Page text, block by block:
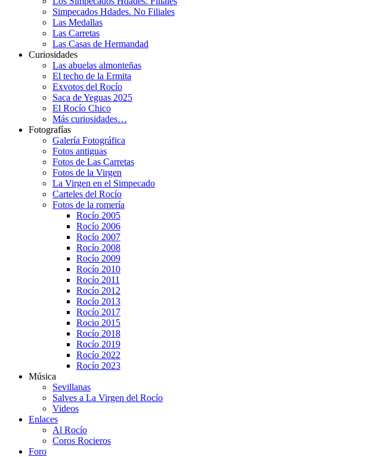
Simpecados Hdades. No Filiales
Las Medallas
Las Carretas
Las Casas de Hermandad
Curiosidades
Las abuelas almonteñas
El techo de la Ermita
Exvotos del Rocío
Saca de Yeguas 2025
El Rocío Chico
Más curiosidades…
Fotografías
Galería Fotográfica
Fotos antiguas
Fotos de Las Carretas
Fotos de la Virgen
La Virgen en el Simpecado
Carteles del Rocío
Fotos de la romería
Rocío 2005
Rocío 2006
Rocío 2007
Rocío 2008
Rocío 2009
Rocío 2010
Rocío 2011
Rocío 2012
Rocío 2013
Rocío 2017
Rocio 2015
Rocío 2018
Rocío 2019
Rocío 2022
Rocío 2023
Música
Sevillanas
Salves a La Virgen del Rocío
Videos
Enlaces
Al Rocío
Coros Rocieros
Foro